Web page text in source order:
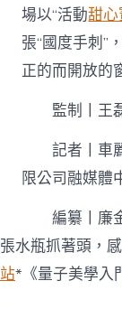
場以“活動甜
張“國度手刺”
正的而開放的
監制丨王
記者丨車
限公司融媒體
編纂丨廉
張水瓶抓著頭，
站*《量子美學入